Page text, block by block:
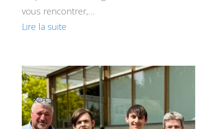
vous rencontrer,…
Lire la suite